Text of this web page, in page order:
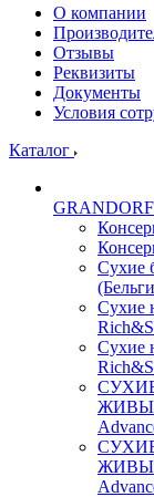
О компании
Отзывы
Реквизиты
Документы
Условия
Каталог
GRANDORF
Сухие
Сухие
Сухие